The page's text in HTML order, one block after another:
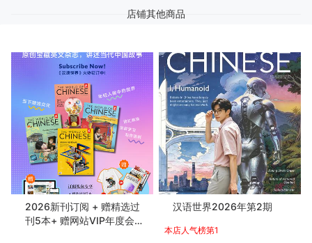
店铺其他商品
2026新刊订阅 + 赠精选过
刊5本+ 赠网站VIP年度会员
汉语世界2026年第2期
本店人气榜第1